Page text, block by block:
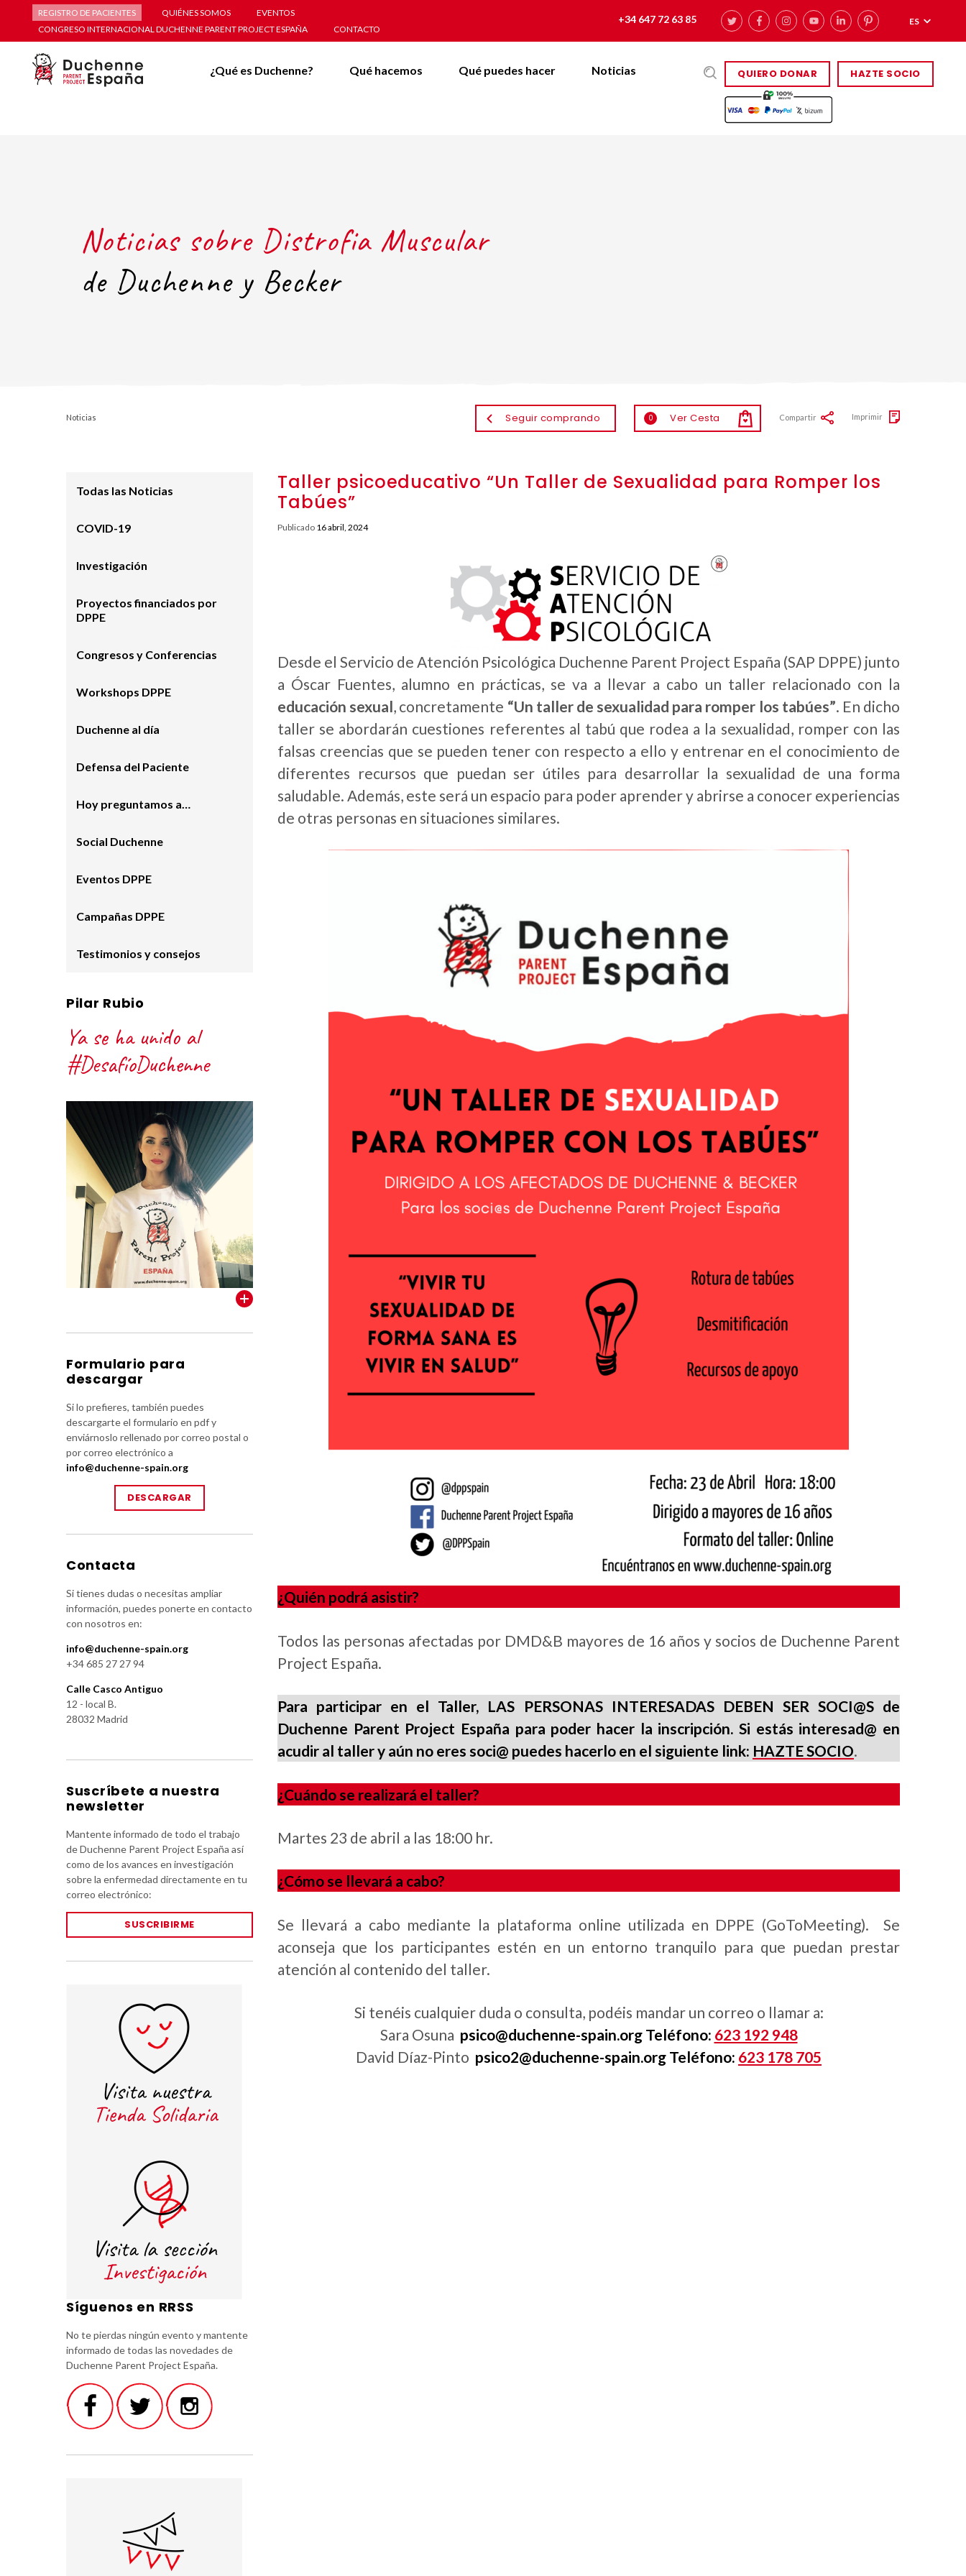
REGISTRO DE PACIENTES QUIÉNES SOMOS
EVENTOS
CONGRESO INTERNACIONAL DUCHENNE PARENT PROJECT ESPAÑA
CONTACTO
+34 647 72 63 85 ES
QUIERO DONAR HAZTE SOCIO
¿Qué es Duchenne? Qué hacemos Qué puedes hacer Noticias
Noticias sobre Distrofia Muscular
de Duchenne y Becker
Noticias Seguir comprando 0 Ver Cesta Compartir Imprimir
Taller psicoeducativo “Un Taller de Sexualidad para Romper los
Tabúes”
Publicado 16 abril, 2024
Desde el Servicio de Atención Psicológica Duchenne Parent Project España (SAP DPPE) junto
a Óscar Fuentes, alumno en prácticas, se va a llevar a cabo un taller relacionado con la
educación sexual, concretamente “Un taller de sexualidad para romper los tabúes”. En dicho
taller se abordarán cuestiones referentes al tabú que rodea a la sexualidad, romper con las
falsas creencias que se pueden tener con respecto a ello y entrenar en el conocimiento de
diferentes recursos que puedan ser útiles para desarrollar la sexualidad de una forma
saludable. Además, este será un espacio para poder aprender y abrirse a conocer experiencias
de otras personas en situaciones similares.
¿Quién podrá asistir?
Todos las personas afectadas por DMD&B mayores de 16 años y socios de Duchenne Parent
Project España.
Para participar en el Taller, LAS PERSONAS INTERESADAS DEBEN SER SOCI@S de
Duchenne Parent Project España para poder hacer la inscripción. Si estás interesad@ en
acudir al taller y aún no eres soci@ puedes hacerlo en el siguiente link: HAZTE SOCIO.
¿Cuándo se realizará el taller?
Martes 23 de abril a las 18:00 hr.
¿Cómo se llevará a cabo?
Se llevará a cabo mediante la plataforma online utilizada en DPPE (GoToMeeting). Se
aconseja que los participantes estén en un entorno tranquilo para que puedan prestar
atención al contenido del taller.
Si tenéis cualquier duda o consulta, podéis mandar un correo o llamar a:
Sara Osuna psico@duchenne-spain.org Teléfono: 623 192 948
David Díaz-Pinto psico2@duchenne-spain.org Teléfono: 623 178 705
Todas las Noticias
COVID-19
Investigación
Proyectos financiados por
DPPE
Congresos y Conferencias
Workshops DPPE
Duchenne al día
Defensa del Paciente
Hoy preguntamos a…
Social Duchenne
Eventos DPPE
Campañas DPPE
Testimonios y consejos
Pilar Rubio
Ya se ha unido al
#DesafíoDuchenne
Formulario para
descargar
Si lo prefieres, también puedes
descargarte el formulario en pdf y
enviárnoslo rellenado por correo postal o
por correo electrónico a
info@duchenne-spain.org
DESCARGAR
Contacta
Si tienes dudas o necesitas ampliar
información, puedes ponerte en contacto
con nosotros en:
info@duchenne-spain.org
+34 685 27 27 94
Calle Casco Antiguo
12 - local B.
28032 Madrid
Suscríbete a nuestra
newsletter
Mantente informado de todo el trabajo
de Duchenne Parent Project España así
como de los avances en investigación
sobre la enfermedad directamente en tu
correo electrónico:
SUSCRIBIRME
Síguenos en RRSS
No te pierdas ningún evento y mantente
informado de todas las novedades de
Duchenne Parent Project España.